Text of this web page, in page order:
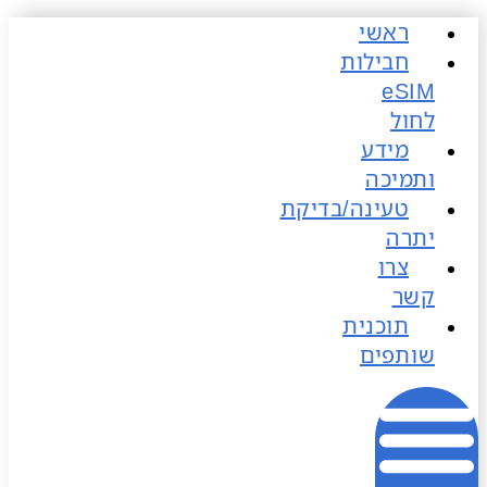
ראשי
חבילות
לחול
מידע
ותמיכה
טעינה/בדיקת
יתרה
צרו
קשר
תוכנית
שותפים